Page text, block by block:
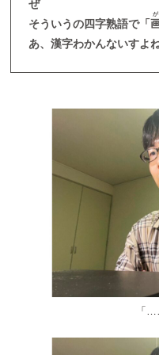
ぜ
そういうの四字熟語で「
あ、漢字わかんないすよ
「